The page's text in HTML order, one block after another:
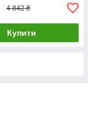
4 842 ₴
Купити